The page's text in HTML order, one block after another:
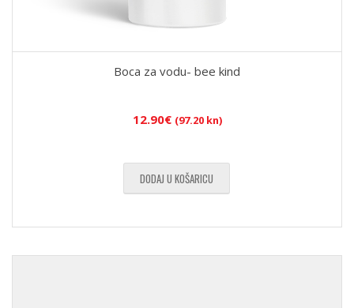
Boca za vodu- bee kind
12.90€ (97.20 kn)
DODAJ U KOŠARICU